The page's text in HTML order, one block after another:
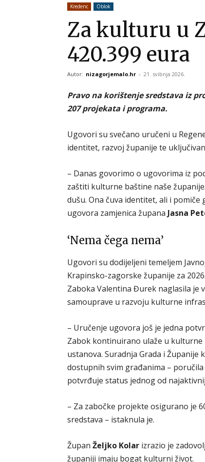
Kredenc Oblok
Za kulturu u
420.399 eura
Autor: nizagorjemalo.hr - 21. svibnja 2026.
Pravo na korištenje sredstava iz
207 projekata i programa.
Ugovori su svečano uručeni u
identitet, razvoj županije te
– Danas govorimo o ugovorima iz
zaštiti kulturne baštine naše
dušu. Ona čuva identitet, ali i
ugovora zamjenica župana Jasna
‘Nema čega nema’
Ugovori su dodijeljeni temeljem
Krapinsko-zagorske županije za
Zaboka Valentina Đurek naglasila je
samouprave u razvoju kulturne
– Uručenje ugovora još je jedna
Zabok kontinuirano ulaže u
ustanova. Suradnja Grada i
dostupnih svim građanima – poručila
potvrđuje status jednog od
– Za zabočke projekte osigurano je
sredstava – istaknula je.
Župan Željko Kolar izrazio je
županiji imaju bogat kulturni život.